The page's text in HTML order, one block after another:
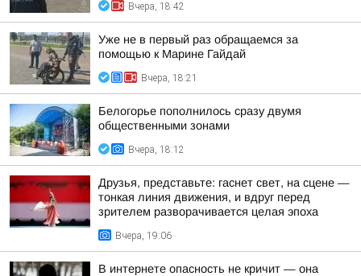
Вчера, 18:42
Уже не в первый раз обращаемся за
помощью к Марине Гайдай
Вчера, 18:21
Белогорье пополнилось сразу двумя
общественными зонами
Вчера, 18:12
Друзья, представьте: гаснет свет, на сцене —
тонкая линия движения, и вдруг перед
зрителем разворачивается целая эпоха
Вчера, 19:06
В интернете опасность не кричит — она